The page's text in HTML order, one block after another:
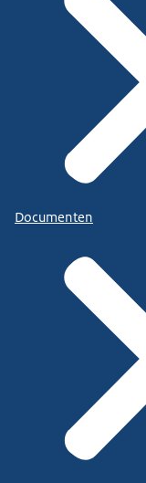
Documenten